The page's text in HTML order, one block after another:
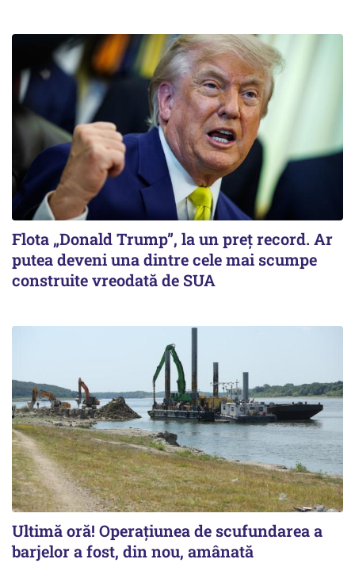
Flota „Donald Trump”, la un preț record. Ar
putea deveni una dintre cele mai scumpe
construite vreodată de SUA
Ultimă oră! Operațiunea de scufundarea a
barjelor a fost, din nou, amânată